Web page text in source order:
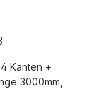
Kanten +
3000mm,